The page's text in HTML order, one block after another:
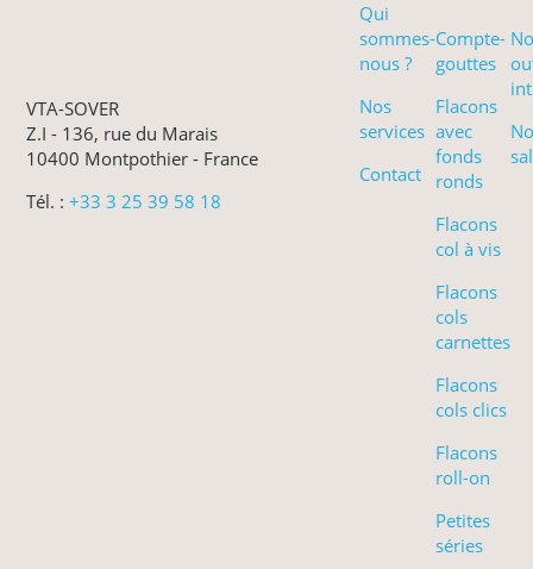
VTA-SOVER
Z.I - 136, rue du Marais
10400 Montpothier - France
Tél. :+33 3 25 39 58 18
Qui
sommes-
nous ?
Nos
services
Contact
Compte-
gouttes
Flacons
avec
fonds
ronds
Flacons
col à vis
Flacons
cols
carnettes
Flacons
cols clics
Flacons
roll-on
Petites
séries